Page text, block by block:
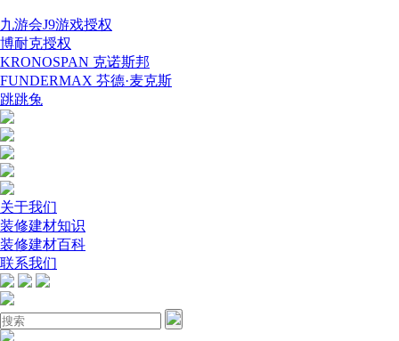
九游会J9游戏授权
博耐克授权
KRONOSPAN 克诺斯邦
FUNDERMAX 芬德·麦克斯
跳跳兔
关于我们
装修建材知识
装修建材百科
联系我们